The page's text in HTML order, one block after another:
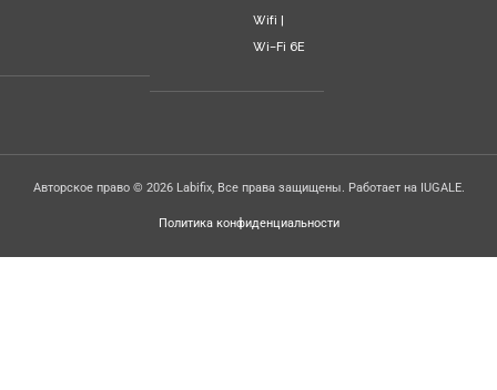
Wifi |
Wi-Fi 6E
Авторское право © 2026 Labifix, Все права защищены. Работает на IUGALE.
Политика конфиденциальности